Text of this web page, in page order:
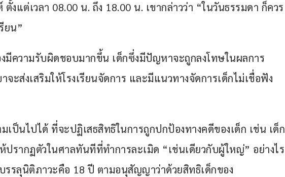
งแต่เวลา 08.00 น. ถึง 18.00 น. เขากล่าวว่า “ในวันธรรมดา ก็ควร
ยน”
งมีความรับผิดชอบมากขึ้น เด็กซึ่งมีปัญหาจะถูกลงโทษในผลการ
จะส่งเสริมให้โรงเรียนจัดการ และมีแนวทางจัดการเด็กไม่เชื่อฟัง
เป็นไปได้ ที่จะปฏิเสธสิทธิในการถูกปกป้องทางคดีของเด็ก เช่น เด็ก
ปรากฏตัวในศาลทันทีที่ทำการละเมิด “เช่นเดียวกับผู้ใหญ่” อย่างไร
รรลุนิติภาวะคือ 18 ปี ตามอนุสัญญาว่าด้วยสิทธิเด็กของ